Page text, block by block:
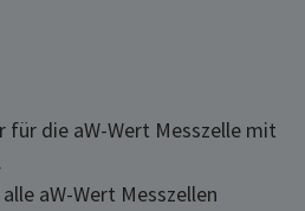
für die aW-Wert Messzelle mit
aW-Wert Messzellen